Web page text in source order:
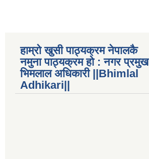
हाम्रो खुसी पाठ्यक्रम नेपालकै
नमुना पाठ्यक्रम हो : नगर प्रमुख
भिमलाल अधिकारी ||Bhimlal
Adhikari||